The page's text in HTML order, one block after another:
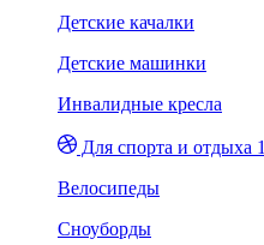
Детские качалки
Детские машинки
Инвалидные кресла
Для спорта и отдыха 1
Велосипеды
Сноуборды